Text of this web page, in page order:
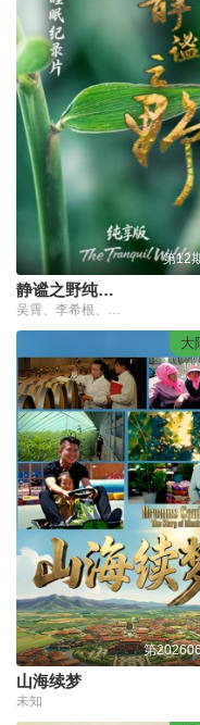
第12
静谧之野纯享版
大
第
山海续梦
未知